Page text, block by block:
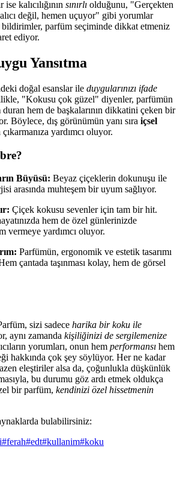
kalıcılığının sınırlı olduğunu, "Gerçekten
değil, hemen uçuyor" gibi yorumlar
parfüm seçiminde dikkat etmeniz
ediyor.
Yansıtma
doğal esanslar ile duygularınızı ifade
"Kokusu çok güzel" diyenler, parfümün
hem de başkalarının dikkatini çeken bir
Böylece, dış görünümün yanı sıra içsel
yardımcı oluyor.
Büyüsü: Beyaz çiçeklerin dokunuşu ile
arasında muhteşem bir uyum sağlıyor.
Çiçek kokusu sevenler için tam bir hit.
hem de özel günlerinizde
vermeye yardımcı oluyor.
Parfümün, ergonomik ve estetik tasarımı
çantada taşınması kolay, hem de görsel
sizi sadece harika bir koku ile
aynı zamanda kişiliğinizi de sergilemenize
yorumları, onun hem performansı hem
hakkında çok şey söylüyor. Her ne kadar
eleştiriler alsa da, çoğunlukla düşkünlük
bu durumu göz ardı etmek oldukça
bir parfüm, kendinizi özel hissetmenin
bulabilirsiniz:
#ferah#edt#kullanim#koku